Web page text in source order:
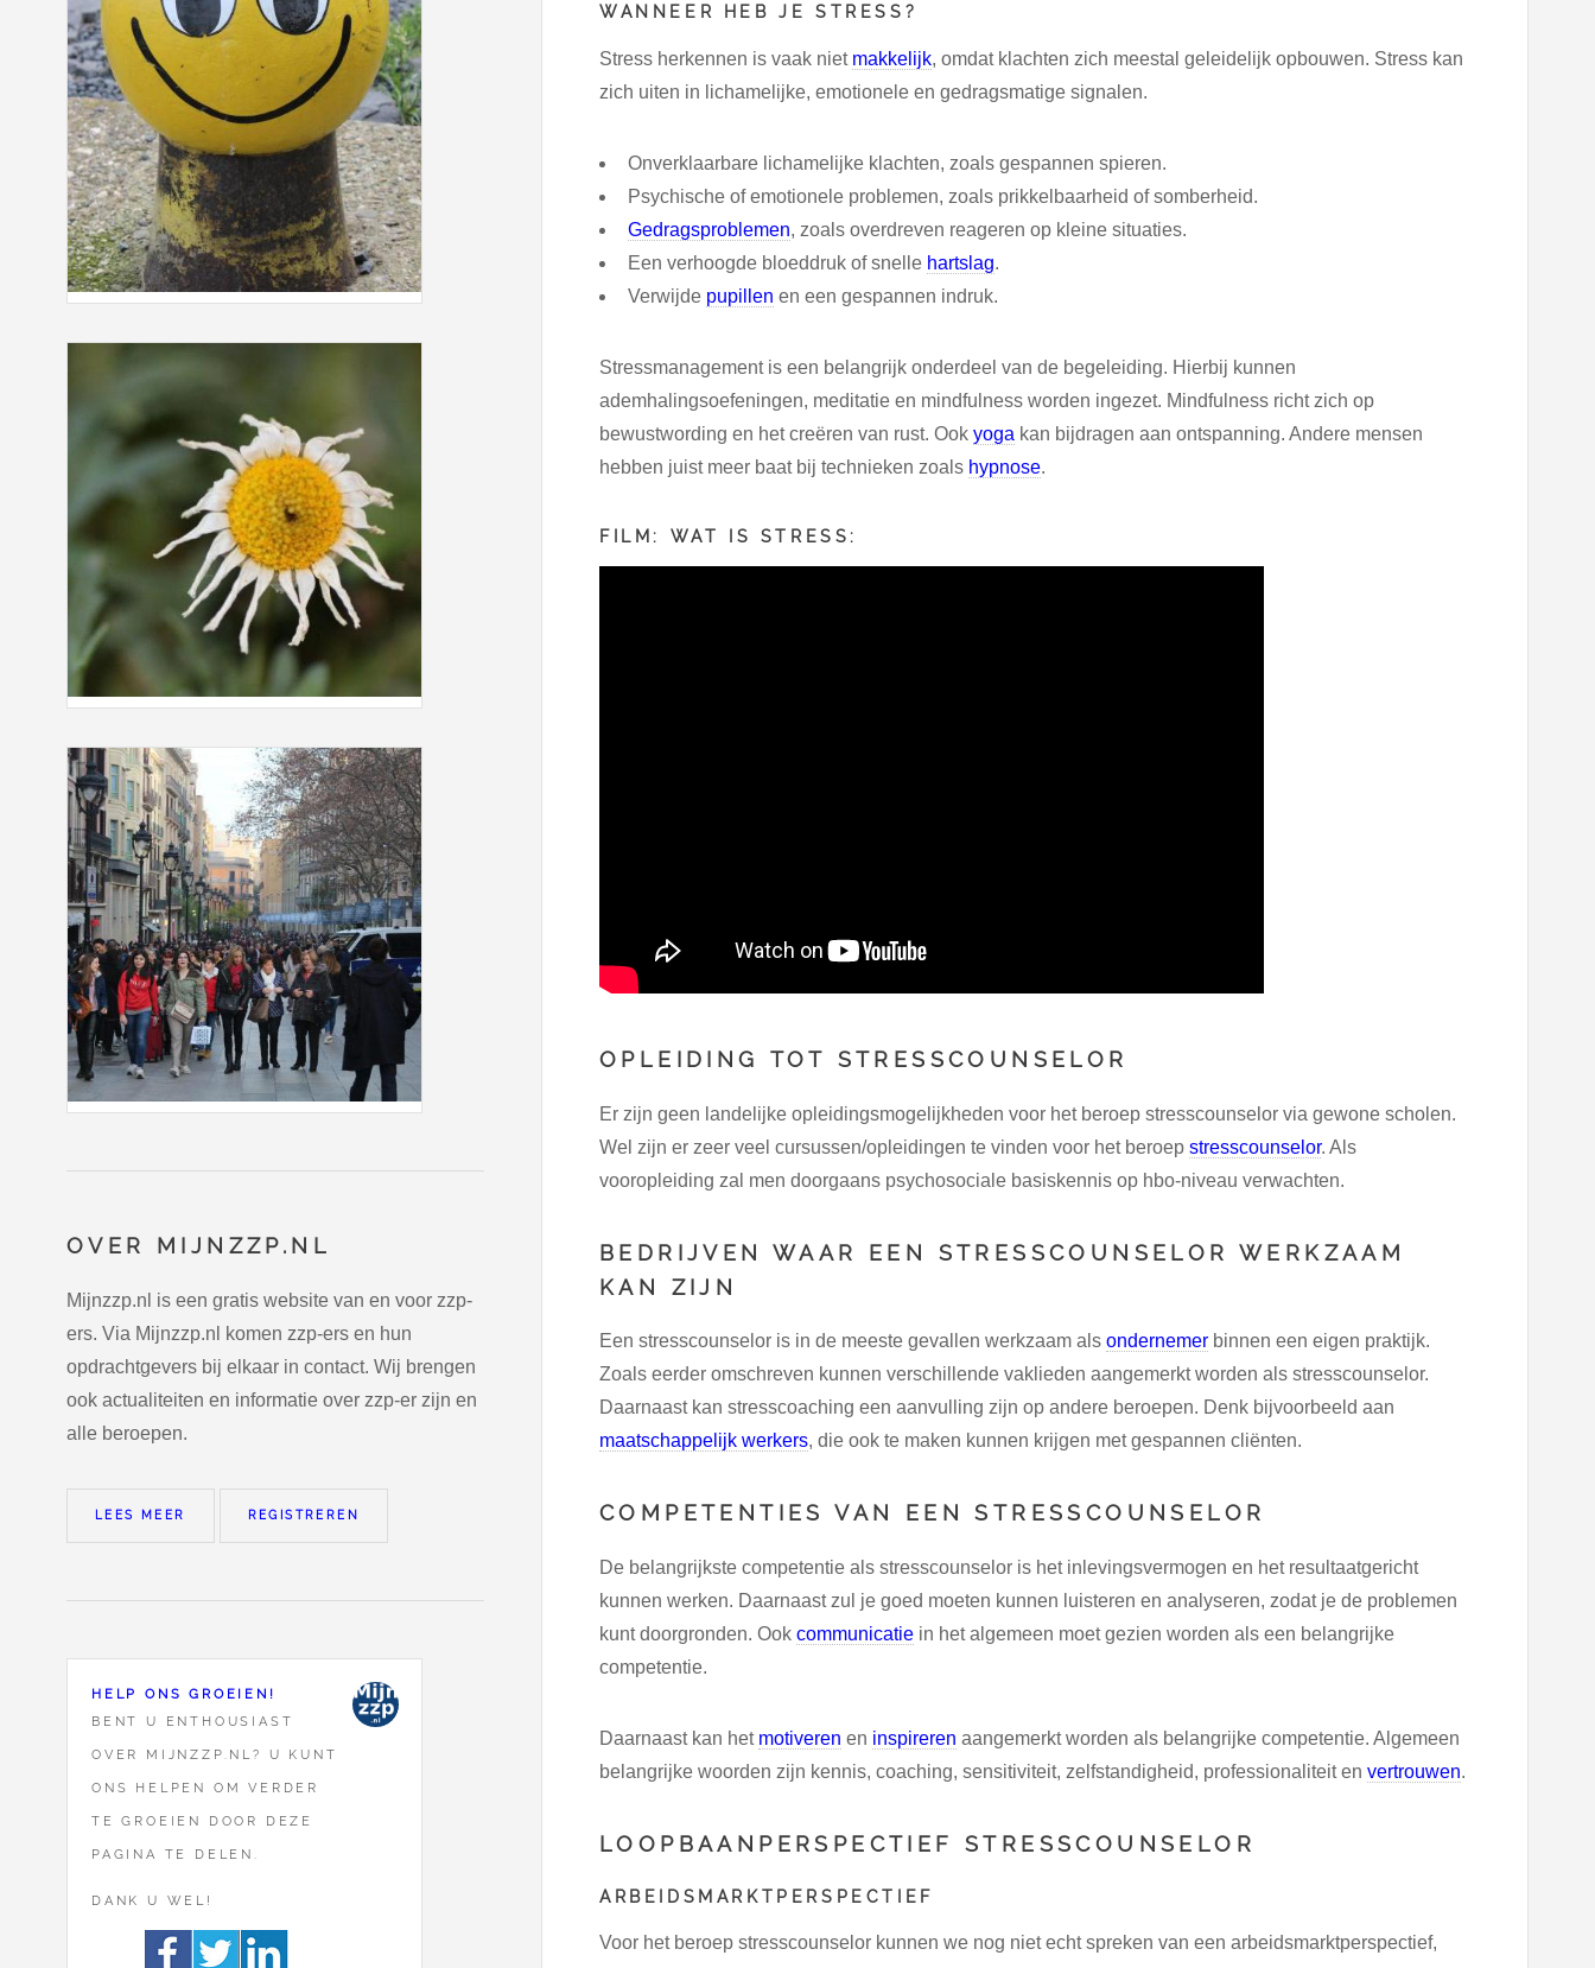
OVER MIJNZZP.NL
Mijnzzp.nl is een gratis website van en voor zzp-
ers. Via Mijnzzp.nl komen zzp-ers en hun
opdrachtgevers bij elkaar in contact. Wij brengen
ook actualiteiten en informatie over zzp-er zijn en
alle beroepen.
LEES MEER REGISTREREN
HELP ONS GROEIEN!
BENT U ENTHOUSIAST
OVER MIJNZZP.NL? U KUNT
ONS HELPEN OM VERDER
TE GROEIEN DOOR DEZE
PAGINA TE DELEN.
DANK U WEL!
WANNEER HEB JE STRESS?
Stress herkennen is vaak niet makkelijk, omdat klachten zich meestal geleidelijk opbouwen. Stress kan
zich uiten in lichamelijke, emotionele en gedragsmatige signalen.
Onverklaarbare lichamelijke klachten, zoals gespannen spieren.
Psychische of emotionele problemen, zoals prikkelbaarheid of somberheid.
Gedragsproblemen, zoals overdreven reageren op kleine situaties.
Een verhoogde bloeddruk of snelle hartslag.
Verwijde pupillen en een gespannen indruk.
Stressmanagement is een belangrijk onderdeel van de begeleiding. Hierbij kunnen
ademhalingsoefeningen, meditatie en mindfulness worden ingezet. Mindfulness richt zich op
bewustwording en het creëren van rust. Ook yoga kan bijdragen aan ontspanning. Andere mensen
hebben juist meer baat bij technieken zoals hypnose.
FILM: WAT IS STRESS:
OPLEIDING TOT STRESSCOUNSELOR
Er zijn geen landelijke opleidingsmogelijkheden voor het beroep stresscounselor via gewone scholen.
Wel zijn er zeer veel cursussen/opleidingen te vinden voor het beroep stresscounselor. Als
vooropleiding zal men doorgaans psychosociale basiskennis op hbo-niveau verwachten.
BEDRIJVEN WAAR EEN STRESSCOUNSELOR WERKZAAM
KAN ZIJN
Een stresscounselor is in de meeste gevallen werkzaam als ondernemer binnen een eigen praktijk.
Zoals eerder omschreven kunnen verschillende vaklieden aangemerkt worden als stresscounselor.
Daarnaast kan stresscoaching een aanvulling zijn op andere beroepen. Denk bijvoorbeeld aan
maatschappelijk werkers, die ook te maken kunnen krijgen met gespannen cliënten.
COMPETENTIES VAN EEN STRESSCOUNSELOR
De belangrijkste competentie als stresscounselor is het inlevingsvermogen en het resultaatgericht
kunnen werken. Daarnaast zul je goed moeten kunnen luisteren en analyseren, zodat je de problemen
kunt doorgronden. Ook communicatie in het algemeen moet gezien worden als een belangrijke
competentie.
Daarnaast kan het motiveren en inspireren aangemerkt worden als belangrijke competentie. Algemeen
belangrijke woorden zijn kennis, coaching, sensitiviteit, zelfstandigheid, professionaliteit en vertrouwen.
LOOPBAANPERSPECTIEF STRESSCOUNSELOR
ARBEIDSMARKTPERSPECTIEF
Voor het beroep stresscounselor kunnen we nog niet echt spreken van een arbeidsmarktperspectief,